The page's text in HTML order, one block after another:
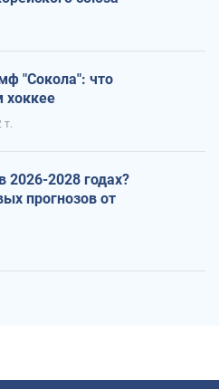
"Сокола": что
хоккее
т.
2026-2028 годах?
прогнозов от